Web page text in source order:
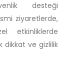
desteği
ziyaretlerde,
etkinliklerde
dikkat ve gizlilik